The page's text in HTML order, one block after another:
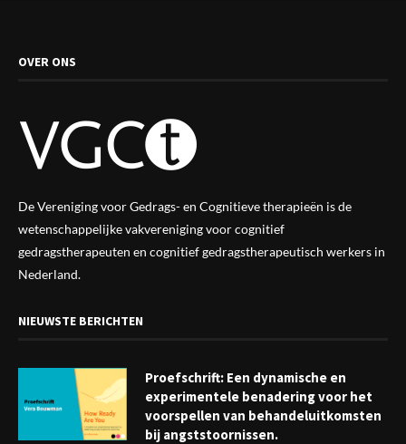
OVER ONS
De Vereniging voor Gedrags- en Cognitieve therapieën is de
wetenschappelijke vakverenigingvoor cognitief
gedragstherapeuten en cognitief gedragstherapeutisch werkers in
Nederland.
NIEUWSTE BERICHTEN
Proefschrift: Een dynamische en
experimentele benadering voor het
voorspellen van behandeluitkomsten
bij angststoornissen.